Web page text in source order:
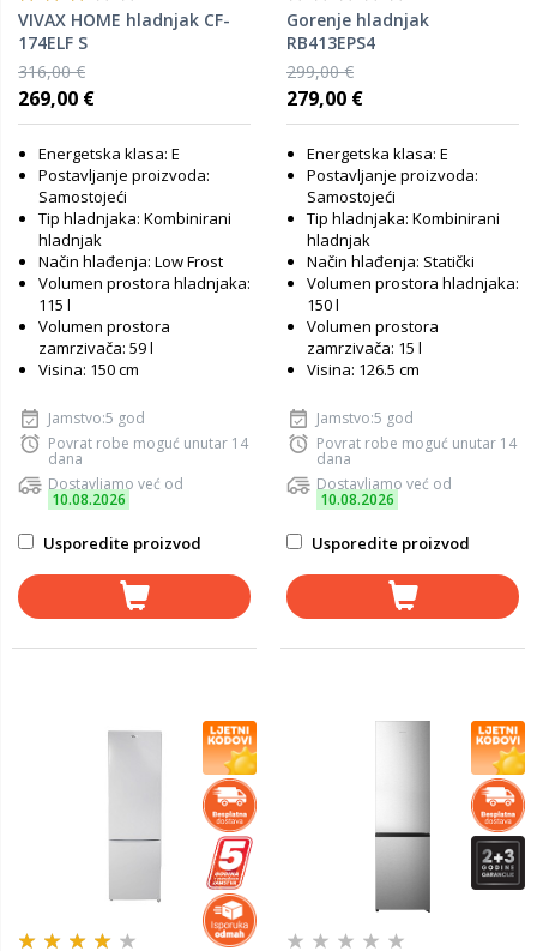
VIVAX HOME hladnjak CF-
174ELF S
316,00 €
269,00 €
Energetska klasa: E
Postavljanje proizvoda:
Samostojeći
Tip hladnjaka: Kombinirani
hladnjak
Način hlađenja: Low Frost
Volumen prostora hladnjaka:
115 l
Volumen prostora
zamrzivača: 59 l
Visina: 150 cm
Jamstvo:5 god
Povrat robe moguć unutar 14
dana
Dostavljamo već od
10.08.2026
Usporedite proizvod
Gorenje hladnjak
RB413EPS4
299,00 €
279,00 €
Energetska klasa: E
Postavljanje proizvoda:
Samostojeći
Tip hladnjaka: Kombinirani
hladnjak
Način hlađenja: Statički
Volumen prostora hladnjaka:
150 l
Volumen prostora
zamrzivača: 15 l
Visina: 126.5 cm
Jamstvo:5 god
Povrat robe moguć unutar 14
dana
Dostavljamo već od
10.08.2026
Usporedite proizvod